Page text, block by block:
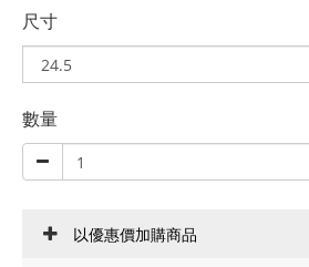
尺寸
數量
以優惠價加購商品